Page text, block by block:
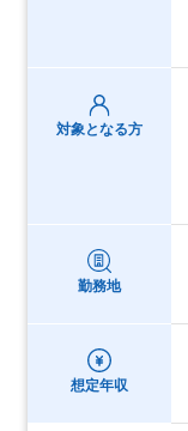
対象となる方
勤務地
想定年収